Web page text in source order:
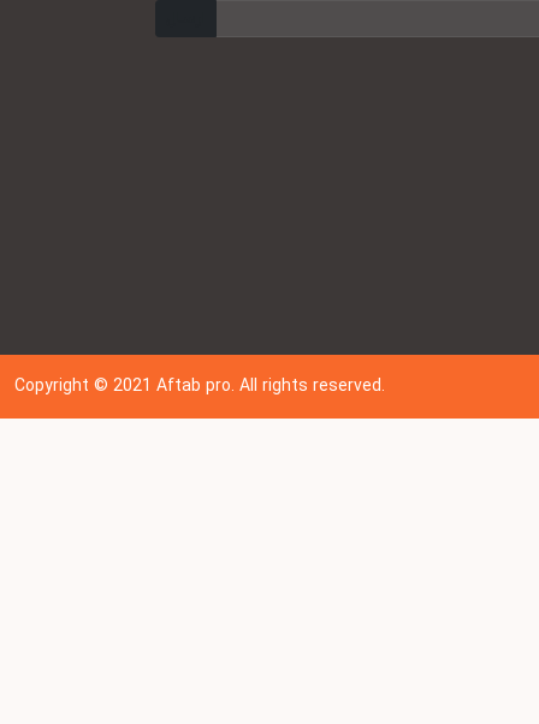
Copyright © 202 1Aftab pro. All rights reserved.